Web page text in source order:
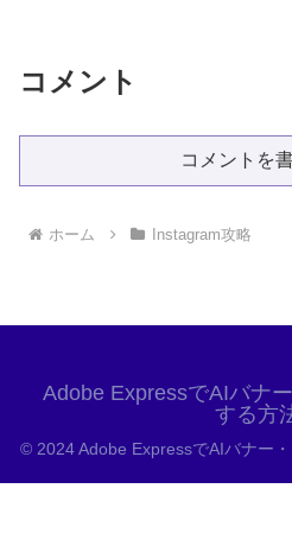
コメント
コメントを
ホーム Instagram攻略
Adobe ExpressでAIバナ
する方
© 2024 Adobe ExpressでAIバナー